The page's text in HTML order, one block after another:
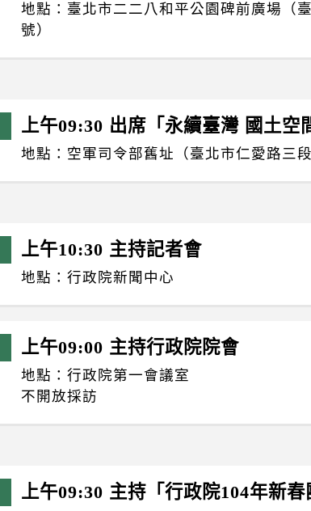
地點：臺北市二二八和平公園碑前廣場（
號）
上午09:30 出席「永續臺灣 國土空
地點：空軍司令部舊址（臺北市仁愛路三段
上午10:30 主持記者會
地點：行政院新聞中心
上午09:00 主持行政院院會
地點：行政院第一會議室
不開放採訪
上午09:30 主持「行政院104年新春